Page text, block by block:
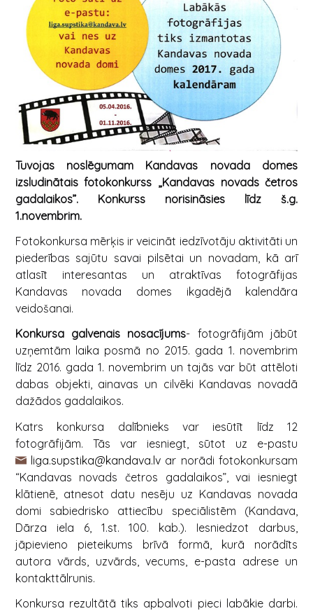
Tuvojas noslēgumam Kandavas novada domes
izsludinātais fotokonkurss „Kandavas novads četros
gadalaikos”. Konkurss norisināsies līdz š.g.
1.novembrim.
Fotokonkursa mērķis ir veicināt iedzīvotāju aktivitāti un
piederības sajūtu savai pilsētai un novadam, kā arī
atlasīt interesantas un atraktīvas fotogrāfijas
Kandavas novada domes ikgadējā kalendāra
veidošanai.
Konkursa galvenais nosacījums- fotogrāfijām jābūt
uzņemtām laika posmā no 2015. gada 1. novembrim
līdz 2016. gada 1. novembrim un tajās var būt attēloti
dabas objekti, ainavas un cilvēki Kandavas novadā
dažādos gadalaikos.
Katrs konkursa dalībnieks var iesūtīt līdz 12
fotogrāfijām. Tās var iesniegt, sūtot uz e-pastu
liga.supstika@kandava.lvar norādi fotokonkursam
“Kandavas novads četros gadalaikos”, vai iesniegt
klātienē, atnesot datu nesēju uz Kandavas novada
domi sabiedrisko attiecību speciālistēm (Kandava,
Dārza iela 6, 1.st. 100. kab.). Iesniedzot darbus,
jāpievieno pieteikums brīvā formā, kurā norādīts
autora vārds, uzvārds, vecums, e-pasta adrese un
kontakttālrunis.
Konkursa rezultātā tiks apbalvoti pieci labākie darbi.